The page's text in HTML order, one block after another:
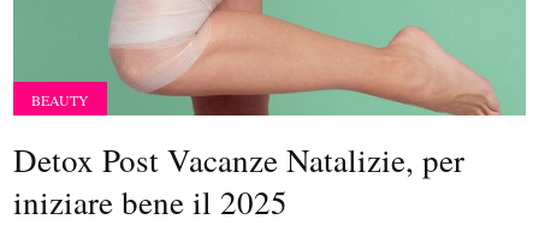
BEAUTY
Detox Post Vacanze Natalizie, per
iniziare bene il 2025